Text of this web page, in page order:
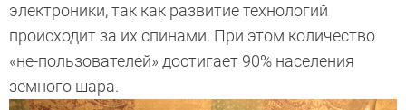
электроники, так как развитие технологий
происходит за их спинами. При этом количество
«не-пользователей» достигает 90% населения
земного шара.